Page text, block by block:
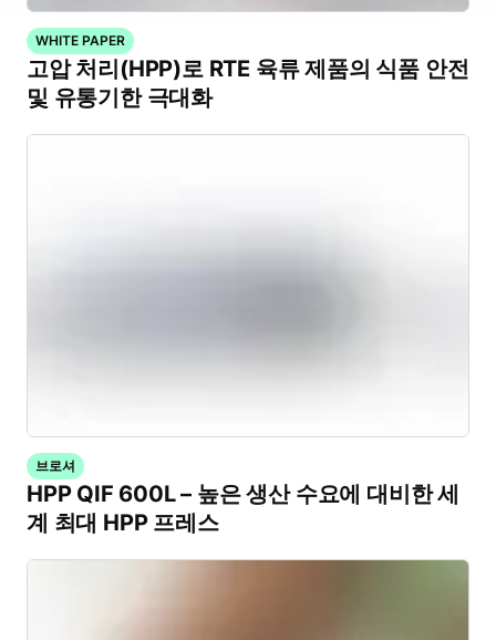
WHITE PAPER
고압 처리(HPP)로 RTE 육류 제품의 식품 안전
및 유통기한 극대화
브로셔
HPP QIF 600L – 높은 생산 수요에 대비한 세
계 최대 HPP 프레스